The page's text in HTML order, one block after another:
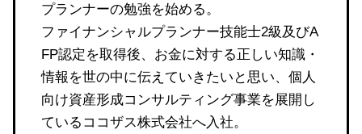
プランナーの勉強を始める。
ファイナンシャルプランナー技能士2級及びA
FP認定を取得後、お金に対する正しい知識・
情報を世の中に伝えていきたいと思い、個人
向け資産形成コンサルティング事業を展開し
ているココザス株式会社へ入社。